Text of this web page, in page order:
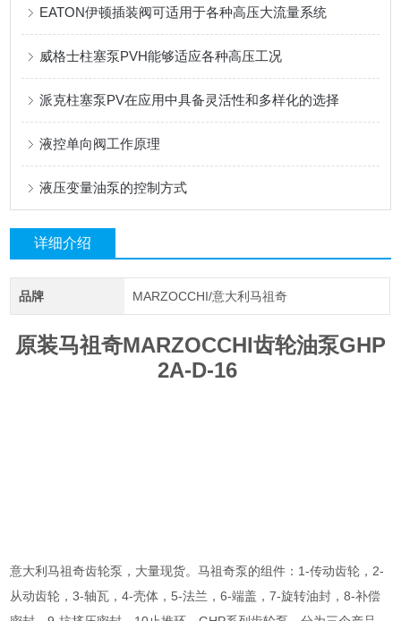
EATON伊顿插装阀可适用于各种高压大流量系统
威格士柱塞泵PVH能够适应各种高压工况
派克柱塞泵PV在应用中具备灵活性和多样化的选择
液控单向阀工作原理
液压变量油泵的控制方式
详细介绍
品牌 MARZOCCHI/意大利马祖奇
原装马祖奇MARZOCCHI齿轮油泵GHP
2A-D-16
意大利马祖奇齿轮泵，大量现货。马祖奇泵的组件：1-传动齿轮，2-
从动齿轮，3-轴瓦，4-壳体，5-法兰，6-端盖，7-旋转油封，8-补偿